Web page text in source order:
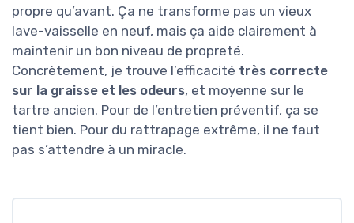
propre qu’avant. Ça ne transforme pas un vieux
lave-vaisselle en neuf, mais ça aide clairement à
maintenir un bon niveau de propreté.
Concrètement, je trouve l’efficacité très correcte
sur la graisse et les odeurs, et moyenne sur le
tartre ancien. Pour de l’entretien préventif, ça se
tient bien. Pour du rattrapage extrême, il ne faut
pas s’attendre à un miracle.